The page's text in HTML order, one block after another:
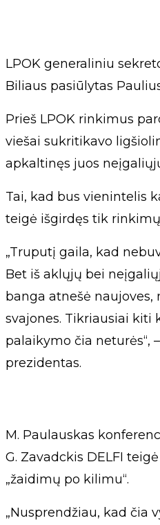
LPOK generaliniu
Biliaus pasiūlytas
Prieš LPOK rinkimus
viešai sukritikavo
apkaltinęs juos
Tai, kad bus vienintelis
teigė išgirdęs tik
„Truputį gaila, kad
Bet iš aklųjų bei
banga atnešė naujoves,
svajones. Tikriausiai kiti
palaikymo čia neturės“,
prezidentas.
M. Paulauskas
G. Zavadckis DELFI
„žaidimų po kilimu“.
„Nusprendžiau, kad čia